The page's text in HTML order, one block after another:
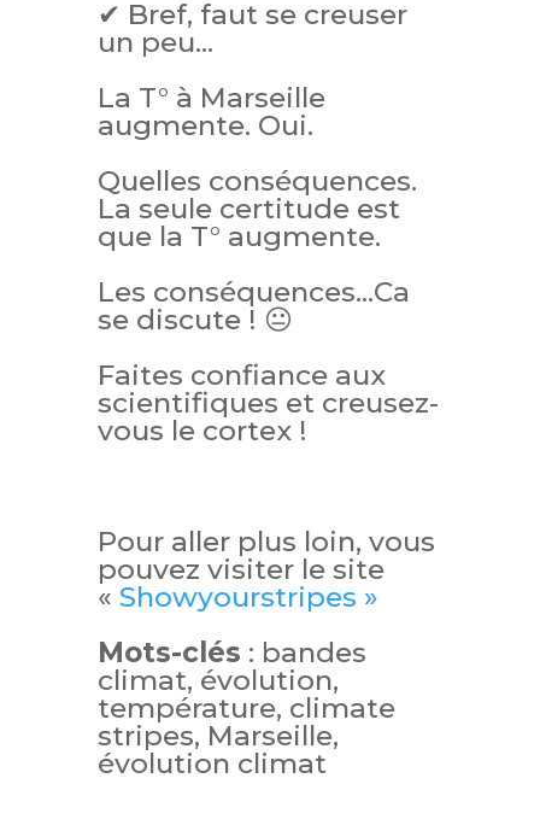
✔ Bref, faut se creuser
un peu…
La T° à Marseille
augmente. Oui.
Quelles conséquences.
La seule certitude est
que la T° augmente.
Les conséquences…Ca
se discute ! 😐
Faites confiance aux
scientifiques et creusez-
vous le cortex !
Pour aller plus loin, vous
pouvez visiter le site
« Showyourstripes »
Mots-clés : bandes
climat, évolution,
température, climate
stripes, Marseille,
évolution climat